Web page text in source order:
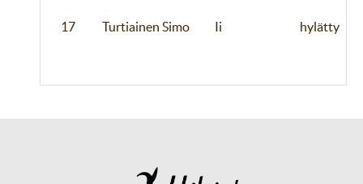
17 Turtiainen Simo Ii hylätty